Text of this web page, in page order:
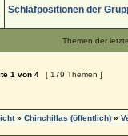
Schlafpositionen der
Themen der
1 von4 [ 179 Themen ]
»Chinchillas (öffentlich) »